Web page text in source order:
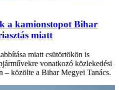
a kamionstopot Bihar
miatt
miatt csütörtökön is
vonatkozó közlekedési
– közölte a Bihar Megyei Tanács.